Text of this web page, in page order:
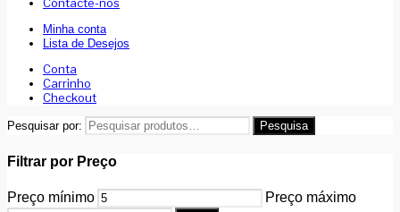
Minha conta
Lista de Desejos
Conta
Carrinho
Checkout
Pesquisar por: Pesquisa
Filtrar por Preço
Preço mínimo Preço máximo